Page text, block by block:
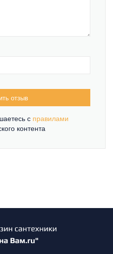
отзыв
c правилами
контента